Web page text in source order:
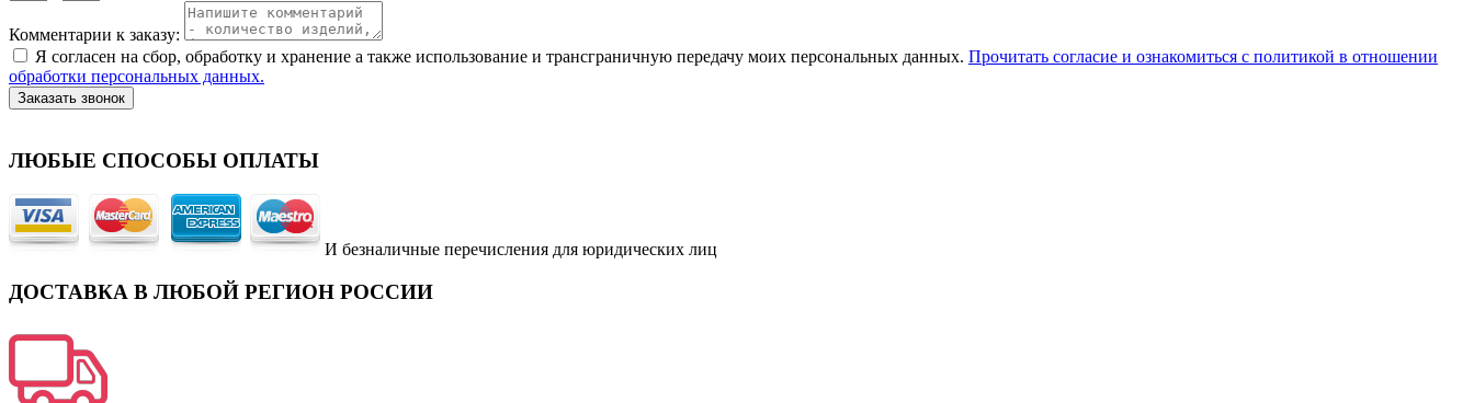
Комментарии к заказу:
Я согласен на сбор, обработку и хранение а также использование и трансграничную передачу моих персональных данных. Прочитать согласие и ознакомиться с политикой в отношении
обработки персональных данных.
Заказать звонок
ЛЮБЫЕ СПОСОБЫ ОПЛАТЫ
И безналичные перечисления для юридических лиц
ДОСТАВКА В ЛЮБОЙ РЕГИОН РОССИИ